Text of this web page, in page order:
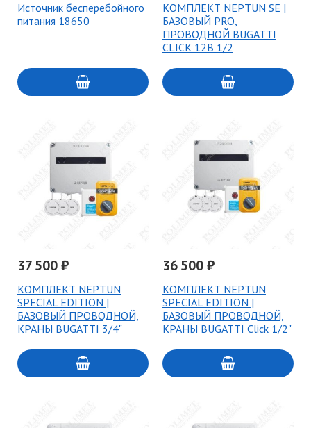
Источник бесперебойного
питания 18650
КОМПЛЕКТ NEPTUN SE |
БАЗОВЫЙ PRO,
ПРОВОДНОЙ BUGATTI
CLICK 12В 1/2
37 500 ₽
КОМПЛЕКТ NEPTUN
SPECIAL EDITION |
БАЗОВЫЙ ПРОВОДНОЙ,
КРАНЫ BUGATTI 3/4"
36 500 ₽
КОМПЛЕКТ NEPTUN
SPECIAL EDITION |
БАЗОВЫЙ ПРОВОДНОЙ,
КРАНЫ BUGATTI Click 1/2"